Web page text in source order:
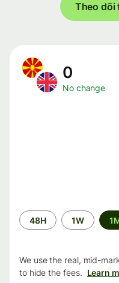
Theo dõi
0
No change
Time
period
48H 1W
We use the real, mid-
to hide the fees. Learn